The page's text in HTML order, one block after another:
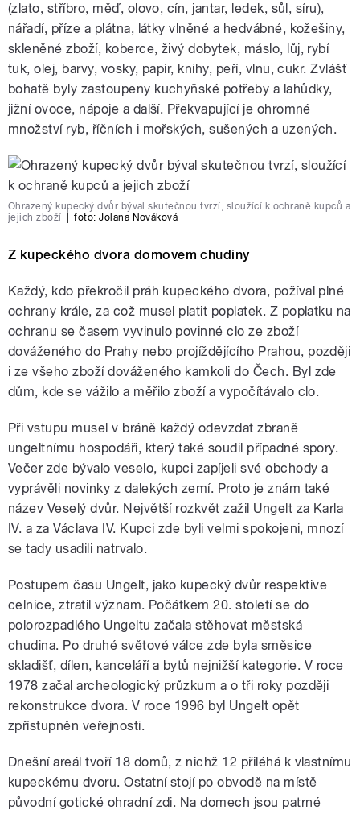
(zlato, stříbro, měď, olovo, cín, jantar, ledek, sůl, síru),
nářadí, příze a plátna, látky vlněné a hedvábné, kožešiny,
skleněné zboží, koberce, živý dobytek, máslo, lůj, rybí
tuk, olej, barvy, vosky, papír, knihy, peří, vlnu, cukr. Zvlášť
bohatě byly zastoupeny kuchyňské potřeby a lahůdky,
jižní ovoce, nápoje a další. Překvapující je ohromné
množství ryb, říčních i mořských, sušených a uzených.
Ohrazený kupecký dvůr býval skutečnou tvrzí, sloužící k ochraně kupců a
jejich zboží
foto:Jolana Nováková
Z kupeckého dvora domovem chudiny
Každý, kdo překročil práh kupeckého dvora, požíval plné
ochrany krále, za což musel platit poplatek. Z poplatku na
ochranu se časem vyvinulo povinné clo ze zboží
dováženého do Prahy nebo projíždějícího Prahou, později
i ze všeho zboží dováženého kamkoli do Čech. Byl zde
dům, kde se vážilo a měřilo zboží a vypočítávalo clo.
Při vstupu musel v bráně každý odevzdat zbraně
ungeltnímu hospodáři, který také soudil případné spory.
Večer zde bývalo veselo, kupci zapíjeli své obchody a
vyprávěli novinky z dalekých zemí. Proto je znám také
název Veselý dvůr. Největší rozkvět zažil Ungelt za Karla
IV. a za Václava IV. Kupci zde byli velmi spokojeni, mnozí
se tady usadili natrvalo.
Postupem času Ungelt, jako kupecký dvůr respektive
celnice, ztratil význam. Počátkem 20. století se do
polorozpadlého Ungeltu začala stěhovat městská
chudina. Po druhé světové válce zde byla směsice
skladišť, dílen, kanceláří a bytů nejnižší kategorie. V roce
1978 začal archeologický průzkum a o tři roky později
rekonstrukce dvora. V roce 1996 byl Ungelt opět
zpřístupněn veřejnosti.
Dnešní areál tvoří 18 domů, z nichž 12 přiléhá k vlastnímu
kupeckému dvoru. Ostatní stojí po obvodě na místě
původní gotické ohradní zdi. Na domech jsou patrné